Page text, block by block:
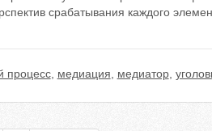
срабатывания каждого
процесс, медиация медиатор,